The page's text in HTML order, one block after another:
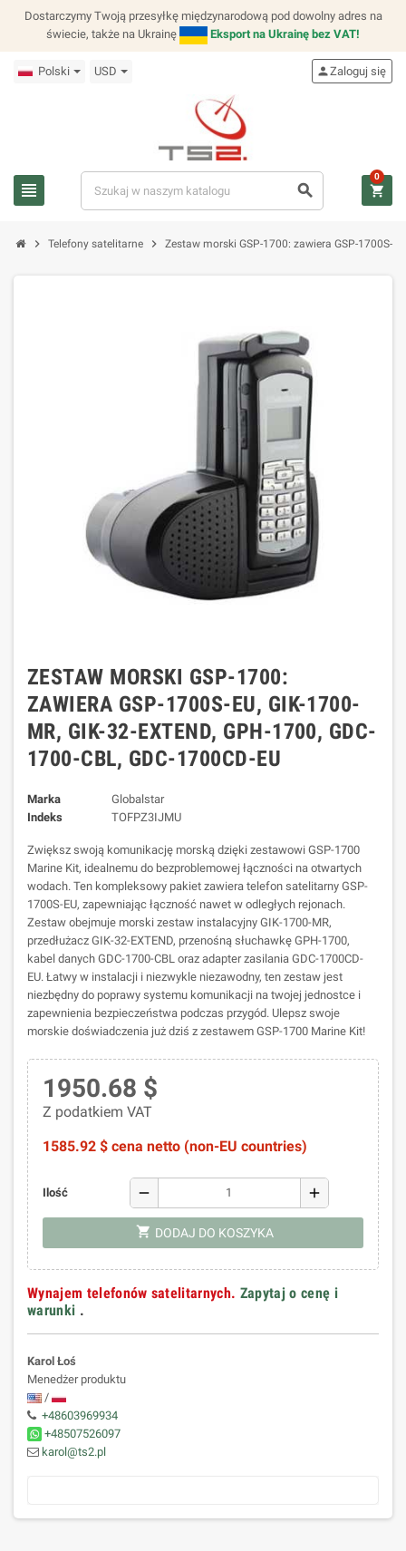
Dostarczymy Twoją przesyłkę międzynarodową pod dowolny adres na
świecie, także na Ukrainę
Eksport na Ukrainę bez VAT!
Polski USD
view_headline search
personZaloguj się
shopping_cart
0
chevron_right Telefony satelitarne chevron_right Zestaw morski GSP-1700: zawiera GSP-1700S-
ZESTAW MORSKI GSP-1700:
ZAWIERA GSP-1700S-EU, GIK-1700-
MR, GIK-32-EXTEND, GPH-1700, GDC-
1700-CBL, GDC-1700CD-EU
Marka
Globalstar
Indeks
TOFPZ3IJMU
Zwiększ swoją komunikację morską dzięki zestawowi GSP-1700
Marine Kit, idealnemu do bezproblemowej łączności na otwartych
wodach. Ten kompleksowy pakiet zawiera telefon satelitarny GSP-
1700S-EU, zapewniając łączność nawet w odległych rejonach.
Zestaw obejmuje morski zestaw instalacyjny GIK-1700-MR,
przedłużacz GIK-32-EXTEND, przenośną słuchawkę GPH-1700,
kabel danych GDC-1700-CBL oraz adapter zasilania GDC-1700CD-
EU. Łatwy w instalacji i niezwykle niezawodny, ten zestaw jest
niezbędny do poprawy systemu komunikacji na twojej jednostce i
zapewnienia bezpieczeństwa podczas przygód. Ulepsz swoje
morskie doświadczenia już dziś z zestawem GSP-1700 Marine Kit!
1950.68 $
Z podatkiem VAT
1585.92 $ cena netto (non-EU countries)
Ilość remove add
shopping_cart DODAJ DO KOSZYKA
Wynajem telefonów satelitarnych. Zapytaj o cenę i
warunki .
Karol Łoś
Menedżer produktu
/
+48603969934
+48507526097
karol@ts2.pl